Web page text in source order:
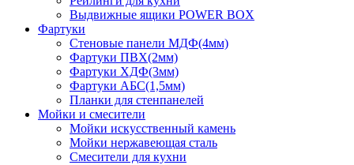
Выдвижные ящики POWER BOX
Фартуки
Стеновые панели МДФ(4мм)
Фартуки ПВХ(2мм)
Фартуки ХДФ(3мм)
Фартуки АБС(1,5мм)
Планки для стенпанелей
Мойки и смесители
Мойки искусственный камень
Мойки нержавеющая сталь
Смесители для кухни